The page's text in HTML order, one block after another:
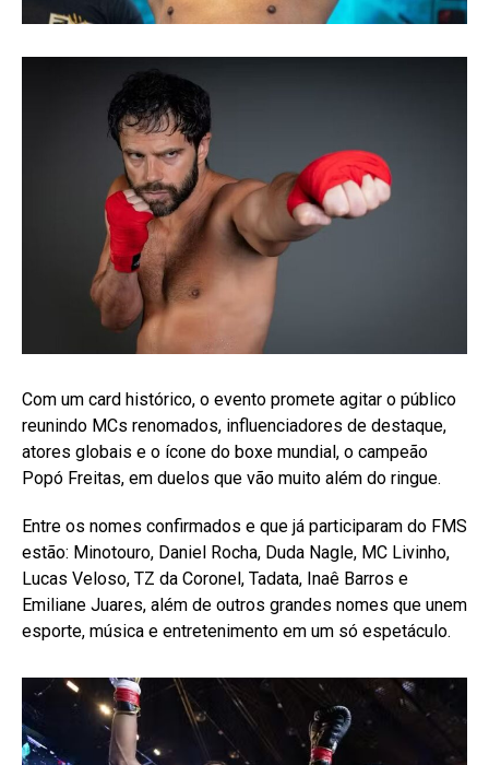
Com um card histórico, o evento promete agitar o público
reunindo MCs renomados, influenciadores de destaque,
atores globais e o ícone do boxe mundial, o campeão
Popó Freitas, em duelos que vão muito além do ringue.
Entre os nomes confirmados e que já participaram do FMS
estão: Minotouro, Daniel Rocha, Duda Nagle, MC Livinho,
Lucas Veloso, TZ da Coronel, Tadata, Inaê Barros e
Emiliane Juares, além de outros grandes nomes que unem
esporte, música e entretenimento em um só espetáculo.